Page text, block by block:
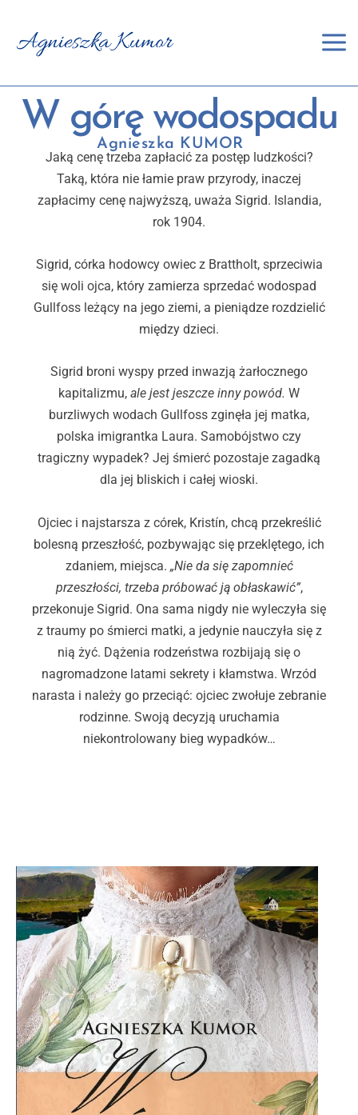
treści
W górę wodospadu
Agnieszka KUMOR
Jaką cenę trzeba zapłacić za postęp ludzkości?
Taką, która nie łamie praw przyrody, inaczej
zapłacimy cenę najwyższą, uważa Sigrid. Islandia,
rok 1904.
Sigrid, córka hodowcy owiec z Brattholt, sprzeciwia
się woli ojca, który zamierza sprzedać wodospad
Gullfoss leżący na jego ziemi, a pieniądze rozdzielić
między dzieci.
Sigrid broni wyspy przed inwazją żarłocznego
kapitalizmu, ale jest jeszcze inny powód. W
burzliwych wodach Gullfoss zginęła jej matka,
polska imigrantka Laura. Samobójstwo czy
tragiczny wypadek? Jej śmierć pozostaje zagadką
dla jej bliskich i całej wioski.
Ojciec i najstarsza z córek, Kristín, chcą przekreślić
bolesną przeszłość, pozbywając się przeklętego, ich
zdaniem, miejsca. „Nie da się zapomnieć
przeszłości, trzeba próbować ją obłaskawić”,
przekonuje Sigrid. Ona sama nigdy nie wyleczyła się
z traumy po śmierci matki, a jedynie nauczyła się z
nią żyć. Dążenia rodzeństwa rozbijają się o
nagromadzone latami sekrety i kłamstwa. Wrzód
narasta i należy go przeciąć: ojciec zwołuje zebranie
rodzinne. Swoją decyzją uruchamia
niekontrolowany bieg wypadków…